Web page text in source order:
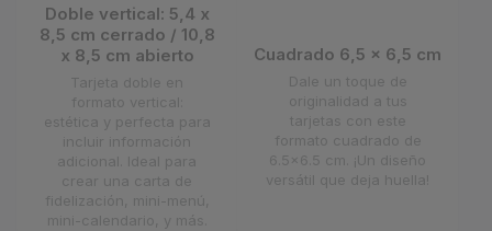
Doble vertical: 5,4 x
8,5 cm cerrado / 10,8
x 8,5 cm abierto
Tarjeta doble en
formato vertical:
estética y perfecta para
incluir información
adicional. Ideal para
crear una carta de
fidelización, mini-menú,
mini-calendario, y más.
Cuadrado 6,5 x 6,5 cm
Dale un toque de
originalidad a tus
tarjetas con este
formato cuadrado de
6.5x6.5 cm. ¡Un diseño
versátil que deja huella!